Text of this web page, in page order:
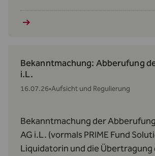
Bekanntmachung: Abberufung
i.L.
16.07.26•Aufsicht und Regulierung
Bekanntmachung der
AG i.L. (vormals PRIME Fund
Liquidatorin und die Übertragung